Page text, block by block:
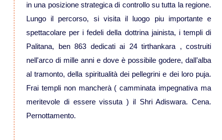
Sud America
Viaggi in Aruba
Viaggi in Argentina e Patagonia
Viaggi in Bolivia
Viaggi in Brasile
in una posizione strategica di controllo su tutta la regione.
Lungo il percorso, si visita il luogo piu importante e
spettacolare per i fedeli della dottrina jainista, i templi di
Palitana, ben 863 dedicati ai 24 tirthankara , costruiti
nell'arco di mille anni e dove è possibile godere, dall’alba
al tramonto, della spiritualità dei pellegrini e dei loro puja.
Frai templi non mancherà ( camminata impegnativa ma
meritevole di essere vissuta ) il Shri Adiswara. Cena.
Pernottamento.